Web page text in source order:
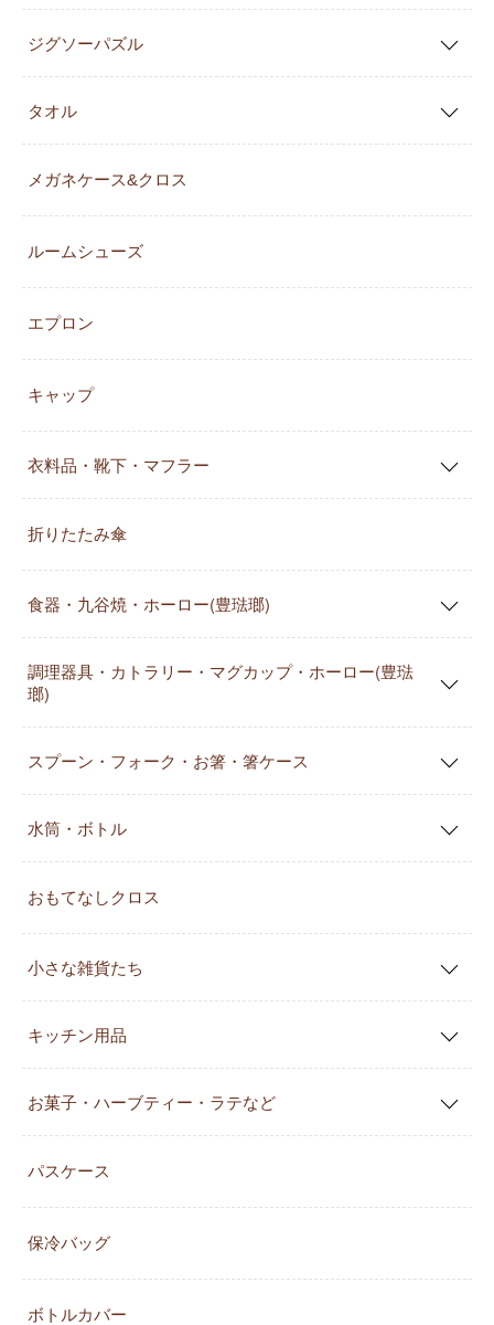
ジグソーパズル
タオル
メガネケース&クロス
ルームシューズ
エプロン
キャップ
衣料品・靴下・マフラー
折りたたみ傘
食器・九谷焼・ホーロー(豊琺瑯)
調理器具・カトラリー・マグカップ・ホーロー(豊琺
瑯)
スプーン・フォーク・お箸・箸ケース
水筒・ボトル
おもてなしクロス
小さな雑貨たち
キッチン用品
お菓子・ハーブティー・ラテなど
パスケース
保冷バッグ
ボトルカバー